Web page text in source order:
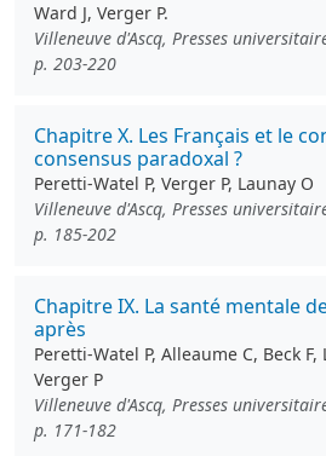
Ward J, Verger P.
Villeneuve d'Ascq, Presses
p. 203-220
Chapitre X. Les Français et le
consensus paradoxal ?
Peretti-Watel P, Verger P, Launay O
Villeneuve d'Ascq, Presses
p. 185-202
Chapitre IX. La santé mentale
après
Peretti-Watel P, Alleaume C, Beck F,
Verger P
Villeneuve d'Ascq, Presses
p. 171-182